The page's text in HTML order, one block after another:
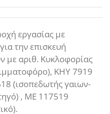
εργασίας με
την επισκευή
με αριθ. Κυκλοφορίας
ΚΗY 7919
(ισοπεδωτής γαιων-
, ΜΕ 117519